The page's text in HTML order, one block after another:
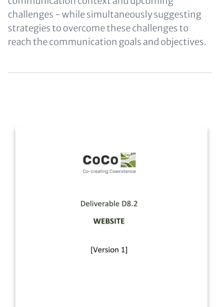
challenges - while simultaneously suggesting
strategies to overcome these challenges to
reach the communication goals and objectives.